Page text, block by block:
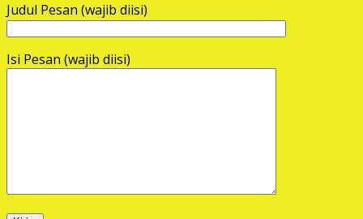
Judul Pesan (wajib diisi)
Isi Pesan (wajib diisi)